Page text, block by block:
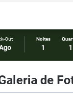
Out Noites
1 1
de